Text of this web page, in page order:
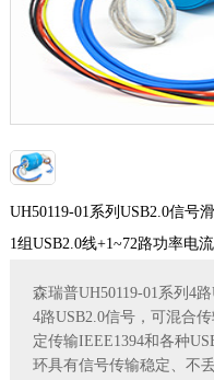
UH50119-01系列USB2.0信号
1组USB2.0线+1~72路功率电
森瑞普UH50119-01系列4
4路USB2.0信号，可混合
定传输IEEE1394和各种
环具有信号传输稳定、不